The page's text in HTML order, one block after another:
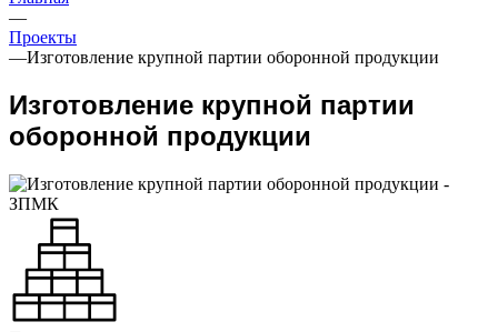
—
Проекты
—Изготовление крупной партии оборонной продукции
Изготовление крупной партии
оборонной продукции